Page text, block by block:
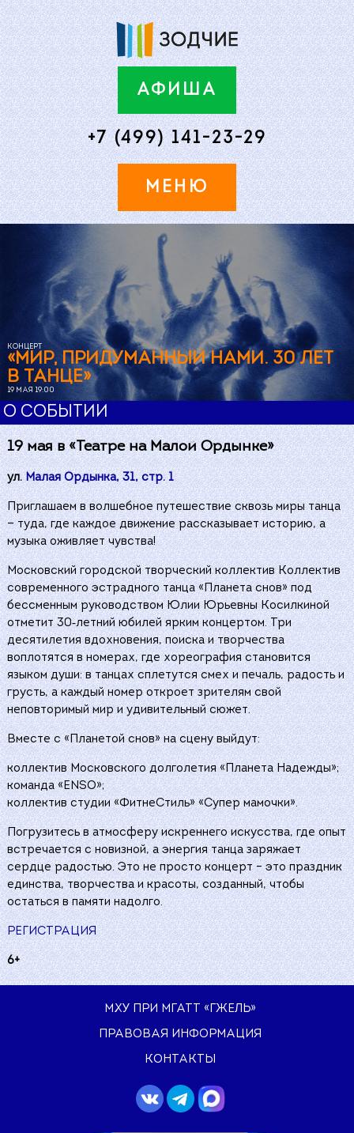
АФИША
+7 (499) 141-23-29
МЕНЮ
КОНЦЕРТ
«МИР, ПРИДУМАННЫЙ НАМИ. 30 ЛЕТ
В ТАНЦЕ»
19 МАЯ 19:00
О СОБЫТИИ
19 мая в«Театре на Малой Ордынке»
ул.Малая Ордынка, 31, стр. 1
Приглашаем в волшебное путешествие сквозь миры танца
— туда, где каждое движение рассказывает историю, а
музыка оживляет чувства!
Московский городской творческий коллектив Коллектив
современного эстрадного танца «Планета снов» под
бессменным руководством Юлии Юрьевны Косилкиной
отметит 30‑летний юбилей ярким концертом. Три
десятилетия вдохновения, поиска и творчества
воплотятся в номерах, где хореография становится
языком души: в танцах сплетутся смех и печаль, радость и
грусть, а каждый номер откроет зрителям свой
неповторимый мир и удивительный сюжет.
Вместе с «Планетой снов» на сцену выйдут:
коллектив Московского долголетия «Планета Надежды»;
команда «ENSO»;
коллектив студии «ФитнеСтиль» «Супер мамочки».
Погрузитесь в атмосферу искреннего искусства, где опыт
встречается с новизной, а энергия танца заряжает
сердце радостью. Это не просто концерт – это праздник
единства, творчества и красоты, созданный, чтобы
остаться в памяти надолго.
РЕГИСТРАЦИЯ
6+
МХУ ПРИ МГАТТ «ГЖЕЛЬ»
ПРАВОВАЯ ИНФОРМАЦИЯ
КОНТАКТЫ